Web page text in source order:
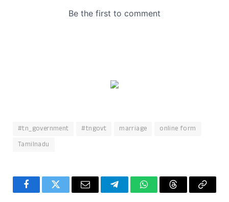
#tn_government #tngovt marriage
online form
Tamilnadu
FacebookTwitter Email TelegramWhatsAppThreadsCopy